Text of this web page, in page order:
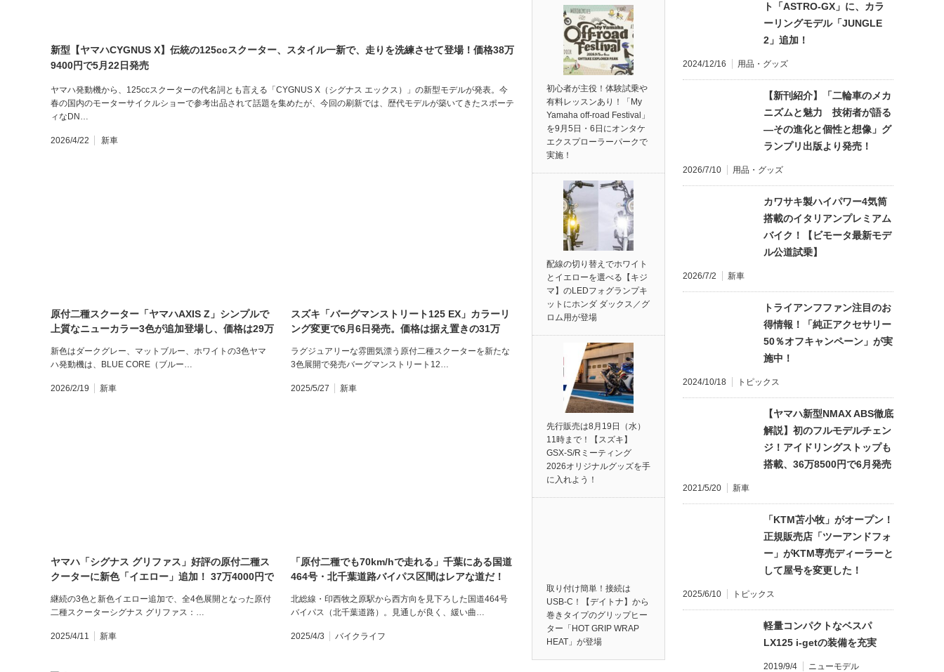
新型【ヤマハCYGNUS X】伝統の125ccスクーター、スタイル一新で、走りを洗練させて登場！価格38万
9400円で5月22日発売
ヤマハ発動機から、125ccスクーターの代名詞とも言える「CYGNUS X（シグナス エックス）」の新型モデルが発表。今
春の国内のモーターサイクルショーで参考出品されて話題を集めたが、今回の刷新では、歴代モデルが築いてきたスポーテ
ィなDN…
2026/4/22 新車
原付二種スクーター「ヤマハAXIS Z」シンプルで
上質なニューカラー3色が追加登場し、価格は29万
新色はダークグレー、マットブルー、ホワイトの3色ヤマ
ハ発動機は、BLUE CORE（ブルー…
2026/2/19 新車
スズキ「バーグマンストリート125 EX」カラーリ
ング変更で6月6日発売。価格は据え置きの31万
ラグジュアリーな雰囲気漂う原付二種スクーターを新たな
3色展開で発売バーグマンストリート12…
2025/5/27 新車
ヤマハ「シグナス グリファス」好評の原付二種ス
クーターに新色「イエロー」追加！ 37万4000円で
継続の3色と新色イエロー追加で、全4色展開となった原付
二種スクーターシグナス グリファス：…
2025/4/11 新車
「原付二種でも70km/hで走れる」千葉にある国道
464号・北千葉道路バイパス区間はレアな道だ！
北総線・印西牧之原駅から西方向を見下ろした国道464号
バイパス（北千葉道路）。見通しが良く、緩い曲…
2025/4/3 バイクライフ
初心者が主役！体験試乗や
有料レッスンあり！「My
Yamaha off-road Festival」
を9月5日・6日にオンタケ
エクスプローラーパークで
実施！
配線の切り替えでホワイト
とイエローを選べる【キジ
マ】のLEDフォグランプキ
ットにホンダ ダックス／グ
ロム用が登場
先行販売は8月19日（水）
11時まで！【スズキ】
GSX-S/Rミーティング
2026オリジナルグッズを手
に入れよう！
取り付け簡単！接続は
USB-C！【デイトナ】から
巻きタイプのグリップヒー
ター「HOT GRIP WRAP
HEAT」が登場
ト「ASTRO-GX」に、カラ
ーリングモデル「JUNGLE
2」追加！
2024/12/16 用品・グッズ
【新刊紹介】「二輪車のメカ
ニズムと魅力 技術者が語る
―その進化と個性と想像」グ
ランプリ出版より発売！
2026/7/10 用品・グッズ
カワサキ製ハイパワー4気筒
搭載のイタリアンプレミアム
バイク！【ビモータ最新モデ
ル公道試乗】
2026/7/2 新車
トライアンフファン注目のお
得情報！「純正アクセサリー
50％オフキャンペーン」が実
施中！
2024/10/18 トピックス
【ヤマハ新型NMAX ABS徹底
解説】初のフルモデルチェン
ジ！アイドリングストップも
搭載、36万8500円で6月発売
2021/5/20 新車
「KTM苫小牧」がオープン！
正規販売店「ツーアンドフォ
ー」がKTM専売ディーラーと
して屋号を変更した！
2025/6/10 トピックス
軽量コンパクトなベスパ
LX125 i-getの装備を充実
2019/9/4 ニューモデル